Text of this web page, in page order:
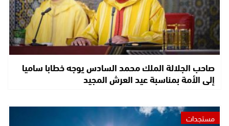
صاحب الجلالة الملك محمد السادس يوجه خطابا ساميا
إلى الأمة بمناسبة عيد العرش المجيد
مستجدات